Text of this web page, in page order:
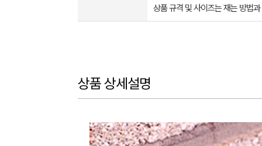
상품 규격 및 사이즈는 재는 방법
상품 상세설명